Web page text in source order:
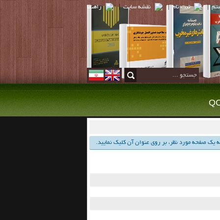
| ثبت نام| نقشه سايت| راهنما
صفحه مورد نظر، بر روی عنوان آن كلیك نمایید.